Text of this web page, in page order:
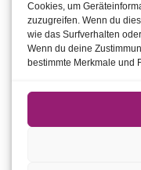
Cookies, um
zuzugreifen. Wenn du
wie das Surfverhalten
Wenn du deine
bestimmte Merkmale und